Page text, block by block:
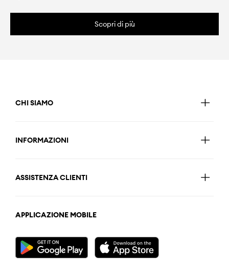
Scopri di più
CHI SIAMO
INFORMAZIONI
ASSISTENZA CLIENTI
APPLICAZIONE MOBILE